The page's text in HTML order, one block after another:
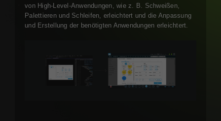
von High-Level-Anwendungen, wie z. B. Schweißen,
Palettieren und Schleifen, erleichtert und die Anpassung
und Erstellung der benötigten Anwendungen erleichtert.